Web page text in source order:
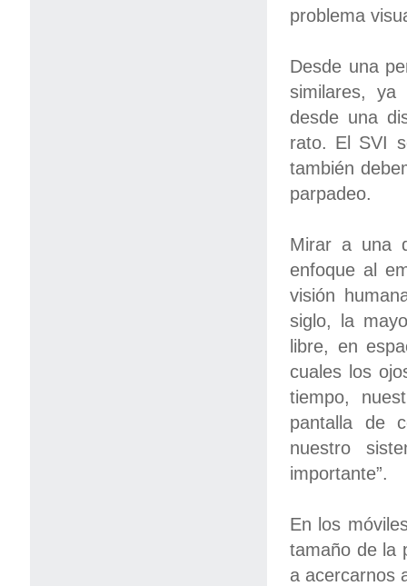
problema
Desde una
similares, ya
desde una
rato. El SVI
también
parpadeo.
Mirar a una
enfoque al
visión
siglo, la
libre, en
cuales los
tiempo,
pantalla de
nuestro
importante”.
En los
tamaño de la
a acercarnos